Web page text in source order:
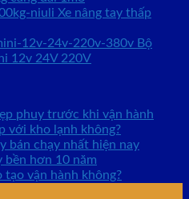
Xe nâng tay thấp
Bộ
12v 24V 220V
phuy trước khi vận hành
với kho lạnh không?
bán chạy nhất hiện nay
bền hơn 10 năm
tạo vận hành không?